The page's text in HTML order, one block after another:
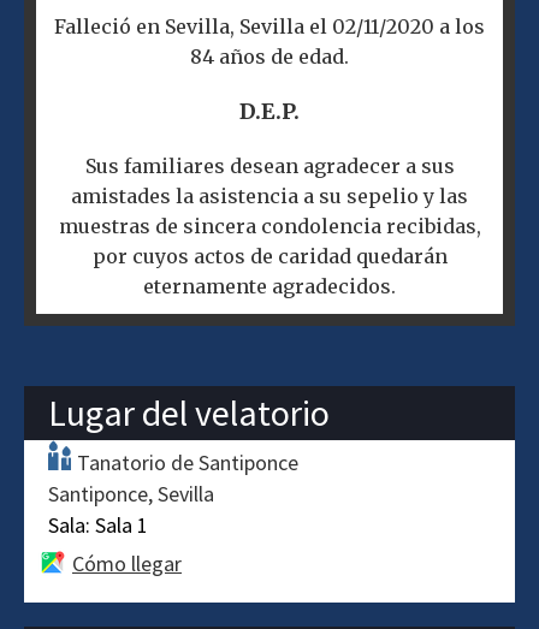
Falleció en Sevilla, Sevilla el 02/11/2020 a los
84 años de edad.
D.E.P.
Sus familiares desean agradecer a sus
amistades la asistencia a su sepelio y las
muestras de sincera condolencia recibidas,
por cuyos actos de caridad quedarán
eternamente agradecidos.
Lugar del velatorio
Tanatorio de Santiponce
Santiponce Sevilla
Sala: Sala 1
Cómo llegar